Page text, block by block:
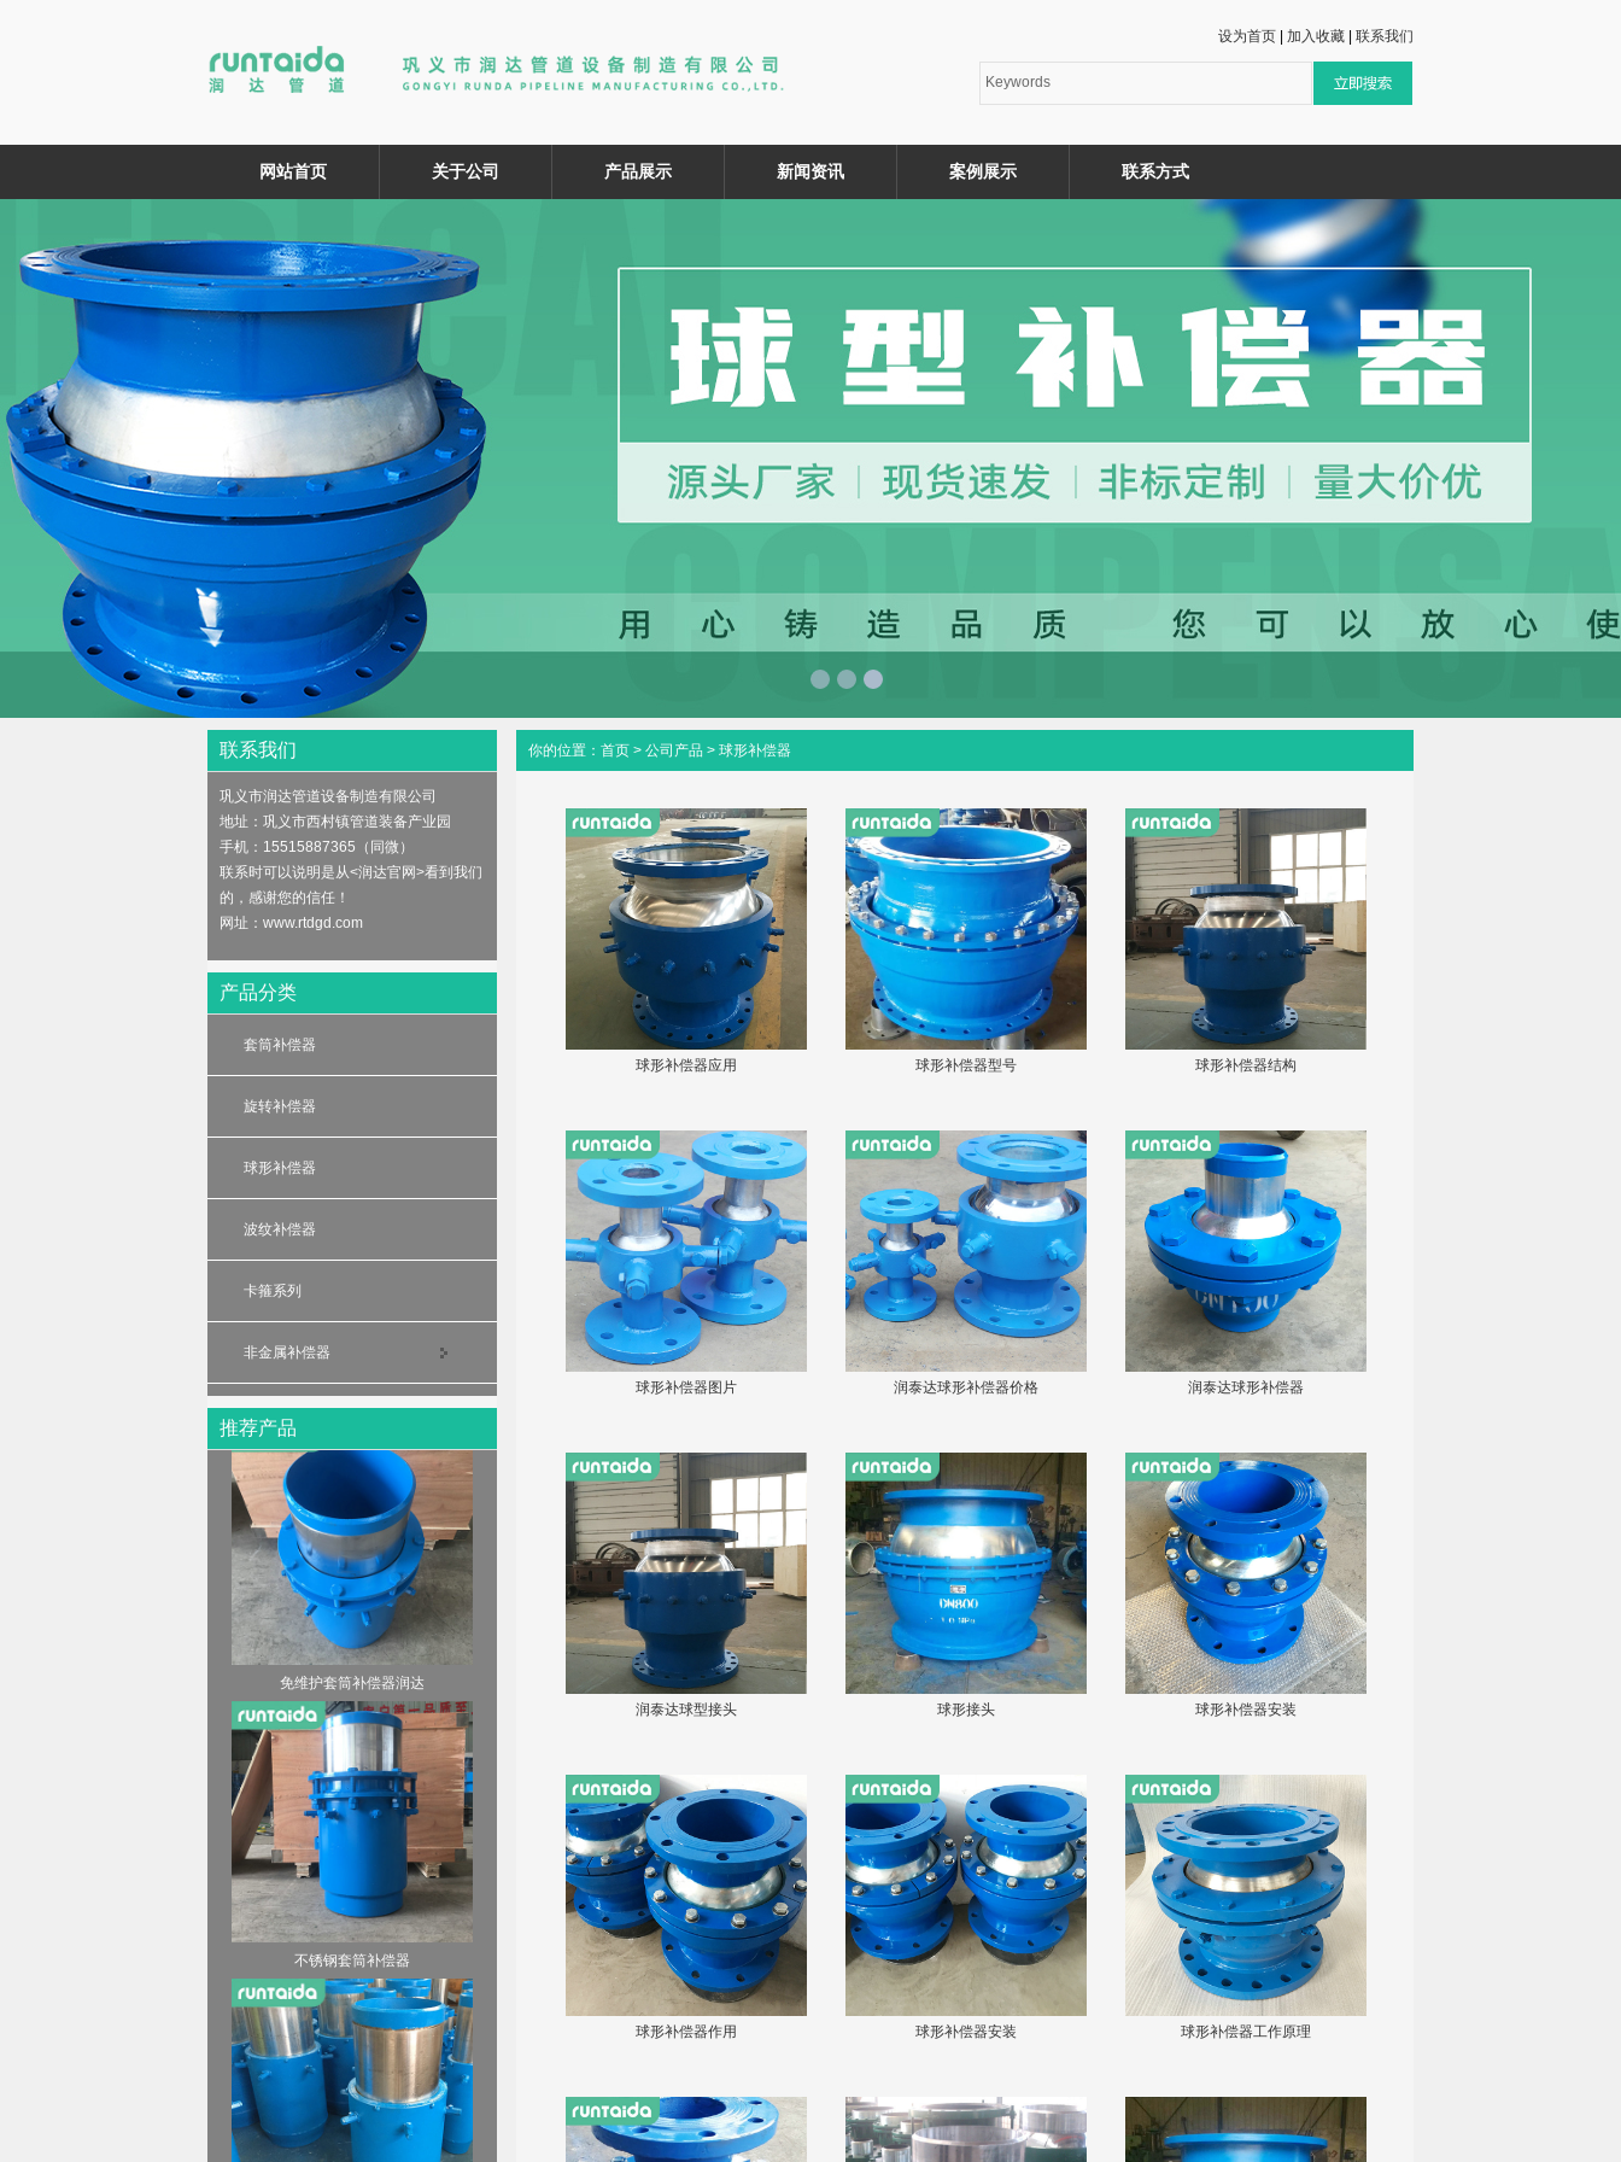
设为首页 加入收藏 联系我们
网站首页 关于公司 产品展示 新闻资讯 案例展示 联系方式
联系我们
巩义市润达管道设备制造有限公司
地址：巩义市西村镇管道装备产业园
手机：15515887365（同微）
联系时可以说明是从<润达官网>看到我们
的，感谢您的信任！
网址： www.rtdgd.com
产品分类
套筒补偿器
旋转补偿器
球形补偿器
波纹补偿器
卡箍系列
非金属补偿器
推荐产品
热力管道套筒式补偿器
免维护套筒补偿器润达
不锈钢套筒补偿器
你的位置： 首页 > 公司产品 > 球形补偿器
球形补偿器应用 球形补偿器型号 球形补偿器结构
球形补偿器图片 润泰达球形补偿器价格 润泰达球形补偿器
润泰达球型接头 球形接头 球形补偿器安装
球形补偿器作用 球形补偿器安装 球形补偿器工作原理